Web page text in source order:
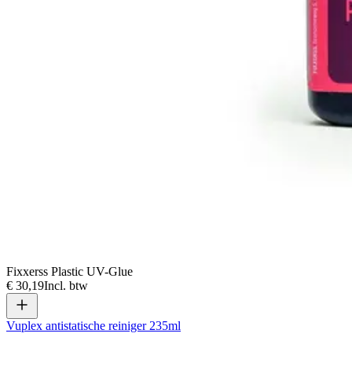
Fixxerss Plastic UV-Glue
€ 30,19Incl. btw
Vuplex antistatische reiniger 235ml